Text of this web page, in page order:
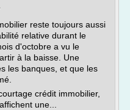
reste toujours aussi
relative durant le
d'octobre a vu le
à la baisse. Une
les banques, et que les
crédit immobilier,
une...